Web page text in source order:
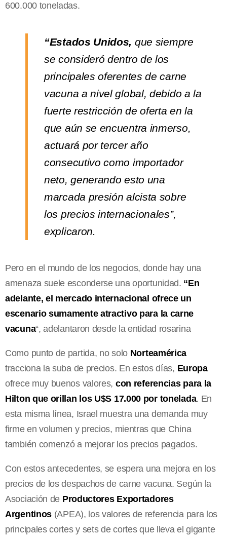
600.000 toneladas.
“Estados Unidos, que siempre
se consideró dentro de los
principales oferentes de carne
vacuna a nivel global, debido a la
fuerte restricción de oferta en la
que aún se encuentra inmerso,
actuará por tercer año
consecutivo como importador
neto, generando esto una
marcada presión alcista sobre
los precios internacionales”,
explicaron.
Pero en el mundo de los negocios, donde hay una
amenaza suele esconderse una oportunidad. “En
adelante, el mercado internacional ofrece un
escenario sumamente atractivo para la carne
vacuna“, adelantaron desde la entidad rosarina
Como punto de partida, no solo Norteamérica
tracciona la suba de precios. En estos días, Europa
ofrece muy buenos valores, con referencias para la
Hilton que orillan los U$S 17.000 por tonelada. En
esta misma línea, Israel muestra una demanda muy
firme en volumen y precios, mientras que China
también comenzó a mejorar los precios pagados.
Con estos antecedentes, se espera una mejora en los
precios de los despachos de carne vacuna. Según la
Asociación de Productores Exportadores
Argentinos (APEA), los valores de referencia para los
principales cortes y sets de cortes que lleva el gigante